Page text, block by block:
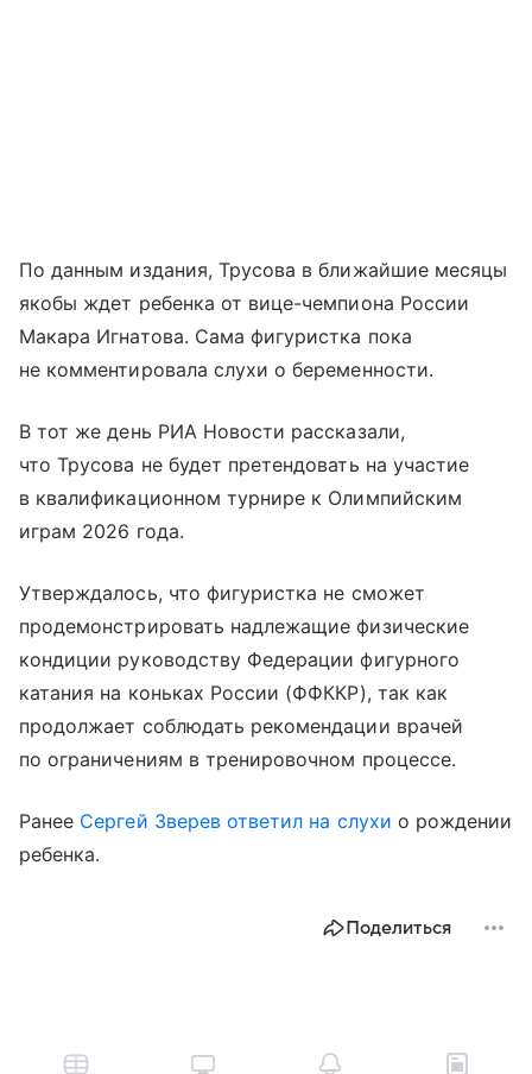
По данным издания, Трусова в ближайшие месяцы
якобы ждет ребенка от вице-чемпиона России
Макара Игнатова. Сама фигуристка пока
не комментировала слухи о беременности.
В тот же день РИА Новости рассказали,
что Трусова не будет претендовать на участие
в квалификационном турнире к Олимпийским
играм 2026 года.
Утверждалось, что фигуристка не сможет
продемонстрировать надлежащие физические
кондиции руководству Федерации фигурного
катания на коньках России (ФФККР), так как
продолжает соблюдать рекомендации врачей
по ограничениям в тренировочном процессе.
Ранее Сергей Зверев ответил на слухи о рождении
ребенка.
Поделиться